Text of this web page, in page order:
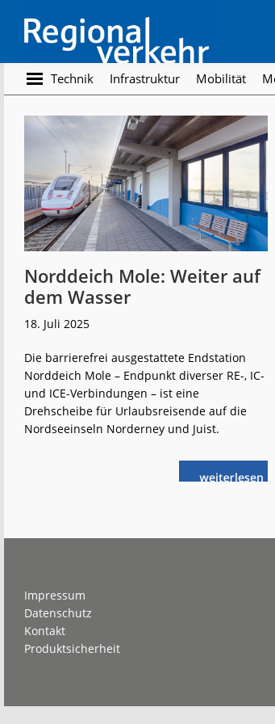
main
content
footer
Regionalverkehr
Die
Fachzeitschrift
den
Öffentlichen
Personennahverkehr
Technik Infrastruktur Mobilität
Norddeich Mole: Weiter auf
dem Wasser
18. Juli 2025
Die barrierefrei ausgestattete Endstation
Norddeich Mole – Endpunkt diverser RE-, IC-
und ICE-Verbindungen – ist eine
Drehscheibe für Urlaubsreisende auf die
Nordseeinseln Norderney und Juist.
weiterlese
nNorddeich
Impressum
Datenschutz
Kontakt
Produktsicherheit